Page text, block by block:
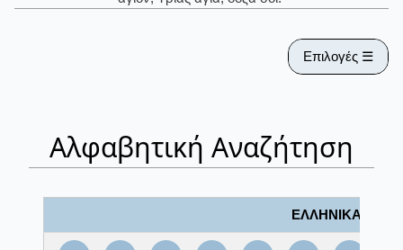
Επιλογές ☰
Αλφαβητική Αναζήτηση
ΕΛΛΗΝΙΚΑ